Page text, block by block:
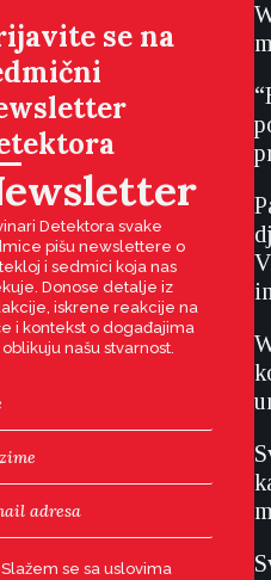
se na
Detektora svake
pišu newslettere o
i sedmici koja nas
Donose detalje iz
iskrene reakcije na
i kontekst o događajima
oblikuju našu stvarnost.
Slažem se sa uslovima